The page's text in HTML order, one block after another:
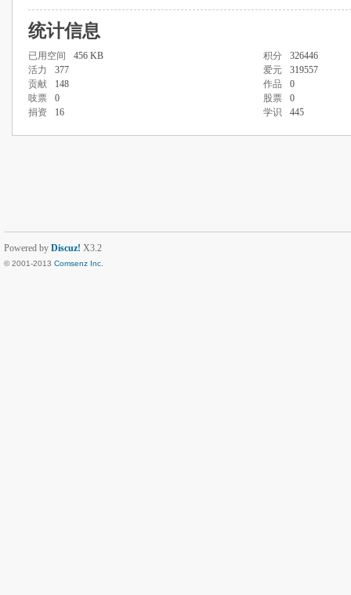
统计信息
已用空间 456 KB 积分
326446
活力
377 爱元
319557
贡献
148 作品
0
吱票
0 股票
0
捐资
16 学识 445
Powered by Discuz! X3.2
© 2001-2013 Comsenz Inc.